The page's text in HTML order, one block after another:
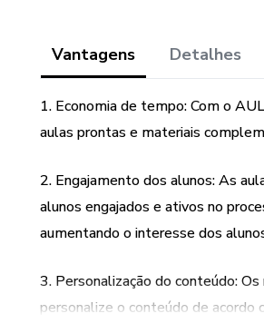
Vantagens Detalhes
1. Economia de tempo: Com o
aulas prontas e materiais
2. Engajamento dos alunos: As
alunos engajados e ativos no
aumentando o interesse dos
3. Personalização do conteúdo:
personalize o conteúdo de acordo